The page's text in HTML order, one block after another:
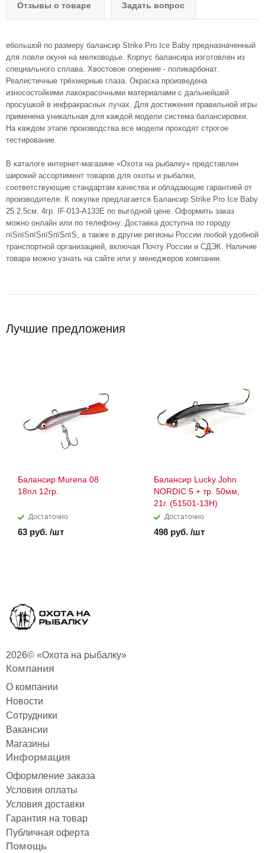
Отзывы о товаре Задать вопрос
ебольшой по размеру балансир Strike Pro Ice Baby предназначенный
для ловли окуня на мелководье. Корпус балансира изготовлен из
специального сплава. Хвостовое оперение - поликарбонат.
Реалистичные трёхмерные глаза. Окраска произведена
износостойкими лакокрасочными материалами с дальнейшей
просушкой в инфракрасных лучах. Для достижения правильной игры
применена уникальная для каждой модели система балансировки.
На каждом этапе производства все модели проходят строгое
тестирование.
В каталоге интернет-магазине «Охота на рыбалку» представлен
широкий ассортимент товаров для охоты и рыбалки,
соответствующие стандартам качества и обладающие гарантией от
производителя. К покупке предлагается Балансир Strike Pro Ice Baby
25 2,5см. 4гр. IF-013-A133E по выгодной цене. Оформить заказ
можно онлайн или по телефону. Доставка доступна по городу
пїЅпїЅпїЅпїЅпїЅпїЅ, а также в другие регионы России любой удобной
транспортной организацией, включая Почту России и СДЭК. Наличие
товара можно узнать на сайте или у менеджеров компании.
Лучшие предложения
Балансир Murena 08
18пл 12гр.
Достаточно
63 руб. /шт
Балансир Lucky John
NORDIC 5 + тр. 50мм,
21г. (51501-13H)
Достаточно
498 руб. /шт
2026© «Охота на рыбалку»
Компания
О компании
Новости
Сотрудники
Вакансии
Магазины
Информация
Оформление заказа
Условия оплаты
Условия доставки
Гарантия на товар
Публичная оферта
Помощь